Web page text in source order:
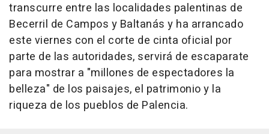
transcurre entre las localidades palentinas de
Becerril de Campos y Baltanás y ha arrancado
este viernes con el corte de cinta oficial por
parte de las autoridades, servirá de escaparate
para mostrar a "millones de espectadores la
belleza" de los paisajes, el patrimonio y la
riqueza de los pueblos de Palencia.